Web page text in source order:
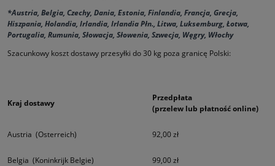
*Austria, Belgia, Czechy, Dania, Estonia, Finlandia, Francja, Grecja,
Hiszpania, Holandia, Irlandia, Irlandia Płn., Litwa, Luksemburg, Łotwa,
Portugalia, Rumunia, Słowacja, Słowenia, Szwecja, Węgry, Włochy
Szacunkowy koszt dostawy przesyłki do 30 kg poza granicę Polski:
Kraj dostawy
Przedpłata
(przelew lub płatność online)
Austria (Osterreich) 92,00 zł
Belgia (Koninkrijk Belgie) 99,00 zł